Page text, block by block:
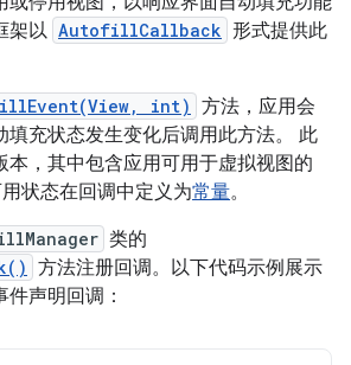
架以 AutofillCallback 形式提供此
int) 方法，应用会
填充状态发生变化后调用此方法。 此
本，其中包含应用可用于虚拟视图的
状态在回调中定义为常量。
类的
方法注册回调。以下代码示例展示
声明回调：